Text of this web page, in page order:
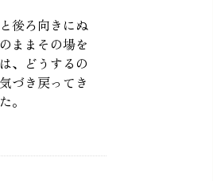
後ろ向きにぬ
ままその場を
、どうするの
づき戻ってき
。